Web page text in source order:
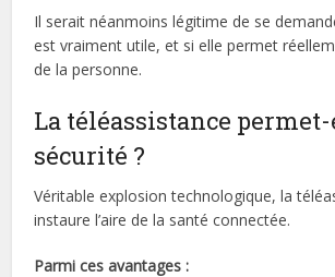
Il serait néanmoins légitime de se
est vraiment utile, et si elle permet
de la personne.
La téléassistance
sécurité ?
Véritable explosion technologique, la
instaure l’aire de la santé connectée.
Parmi ces avantages :